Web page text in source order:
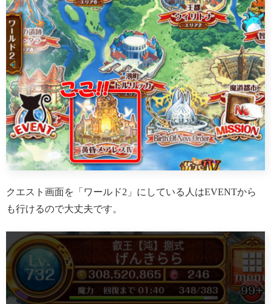
クエスト画面を「ワールド2」にしている人はEVENTから
も行けるので大丈夫です。